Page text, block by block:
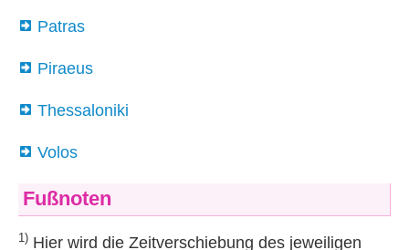
Patras
Piraeus
Thessaloniki
Volos
Fußnoten
1) Hier wird die Zeitverschiebung des jeweiligen